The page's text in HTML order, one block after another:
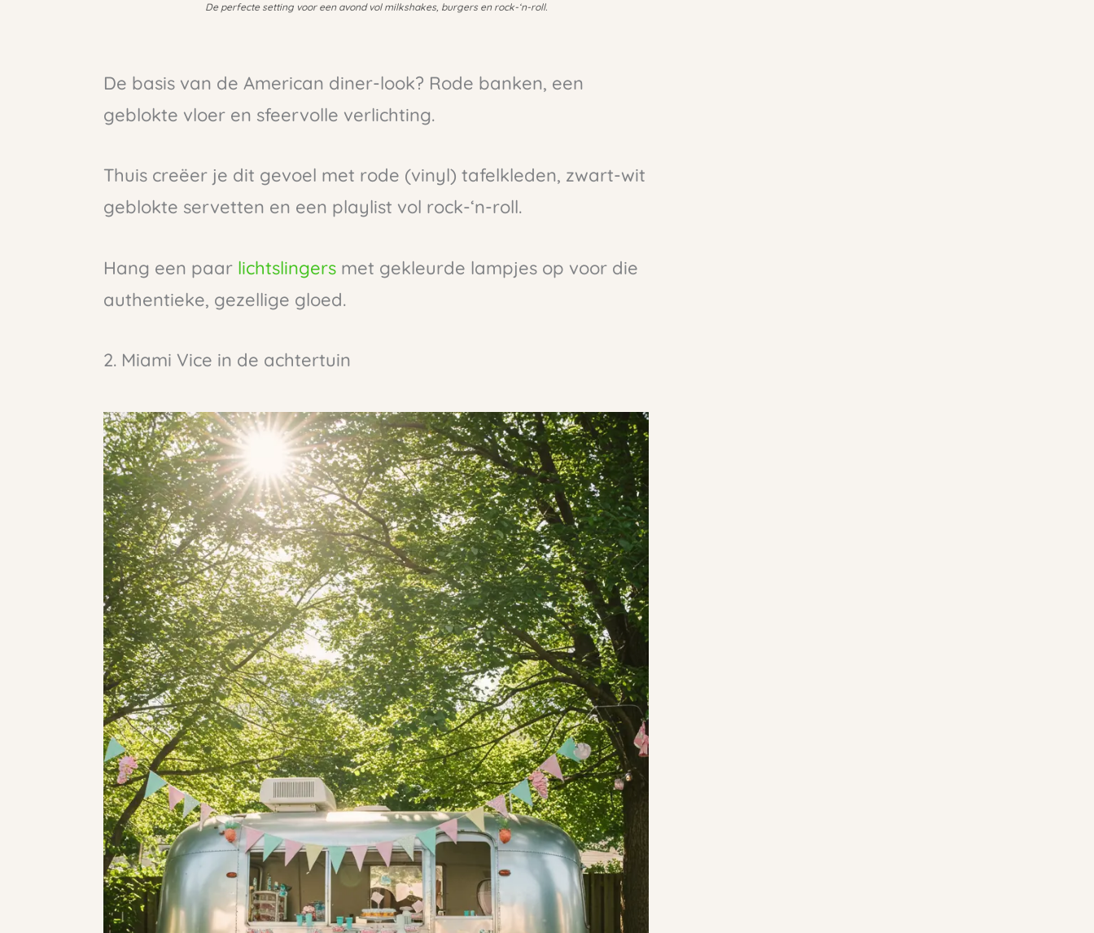
De perfecte setting voor een avond vol milkshakes, burgers en rock-‘n-roll.
De basis van de American diner-look? Rode banken, een
geblokte vloer en sfeervolle verlichting.
Thuis creëer je dit gevoel met rode (vinyl) tafelkleden, zwart-wit
geblokte servetten en een playlist vol rock-‘n-roll.
Hang een paar lichtslingers met gekleurde lampjes op voor die
authentieke, gezellige gloed.
2. Miami Vice in de achtertuin